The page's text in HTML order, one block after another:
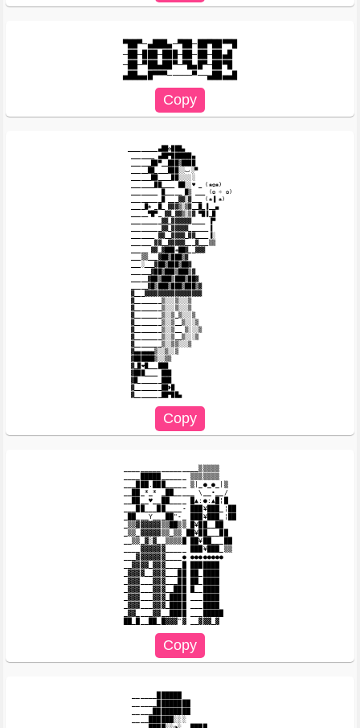
▀██▀─▄███▄─▀██─██▀██▀▀█
─██─███─███─██─██─██▄█
─██─▀██▄██▀─▀█▄█▀─██▀█
_________▄██✿███▄
_______ ▄██▀██████▄
______██▀__███▒████
_____██____███░░ٮ░▀
______██____██░░░░░
_______██____ ██░░♥ _ (❀✿❀)
________ █_____ █▒ ___ (✿ ☼ ✿)
_________█ ___▓▓░▓___ (❀▐ ❀)
____█❀ _█_ ▓▓▓▒░▒▓__█_▐__▄
_____▀█▀_ ▓▓_▓▓▒░▒▓ ▀█▐_█
_________▓▓_▓▓▓▓▓▓____ ▐▀
_________▓▓_▓▓▓▓▓______▐
_______ ▓▓__▓▓▓▓_▓▓____▐░
______ ▓▓__▓▓▓▓▓___▓___▒▒
_____ ▓▓_▓███❋██▓__▓▓▓
___▒▒___▓██▒███▒▓
___░___▓██▒███▒██▓
______▓██▒███▒███▒▓
_____▓██▒███▒███▒██▓
_____▓█▒███▒███▒███▒▓
▓___▓▓▓▓▓▓▓▓▓▓▓▓▓▓▓▓▓
▓________▒░░░▒░░░▒
▓________▒░░░▒░░░▒
▓________▒░░▒_▒░░░▒
▓________▒░░▒__▒░░░▒
▓________▒░░▒__ ▒░░░▒
▓________▒░░▒__▒░░░▒
▓________▒░░▒▒░░░▒
▓▄▄▄▄▄▄▒░░▒░░▒
▓██████▒░░▒▒
▓_█❤█___███
▓███____ ███
▓█_______███
▓________██❥█
▓________██▀██▄
__________________▒▒▒▒▒
____█████______ ▒▒▒▒▒▒▒
___███.███_____ ▒|_●_●_|▒
__██_*_* _██_____ \__•__/
__██__♥__██____ █▲:●:▲█¦█
___██___██____- ███¥███_¦██
_██___Y___██"-_ ███¥███_¦██
_▒▒▓▓▓▓▓▓▒▒██▒▒ █¥██__██
_▒▒_▓▓▓▓▓▒▒_▒▒ ██¥██___██
__▒▒_▓░▓__▒▒▒▒█ ██¥██___██
____▓▓▓▓▓▓_____ ███¥███_▒▒
___▓▓▓▓▓▓▓____● ●●●●●●●●
__▓▓▓▓_▓▓▓____█ ███████
_▓▓▓▓__▓▓▓___██ ██_████
_▓▓▓___▓▓▓___██ ██_████
_▓▓▓___▓▓▓__███ █__████
_▓▓▓___▓▓▓_████ ___████
_▓▓▓___▓▓▓_████ ___████
_▓▓____▓▓__████ ___█████
____██████░░░